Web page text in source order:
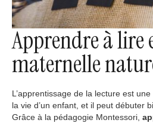
Apprendre à lire
maternelle
L’apprentissage de la lecture est
la vie d’un enfant, et il peut débuter
Grâce à la pédagogie Montessori,